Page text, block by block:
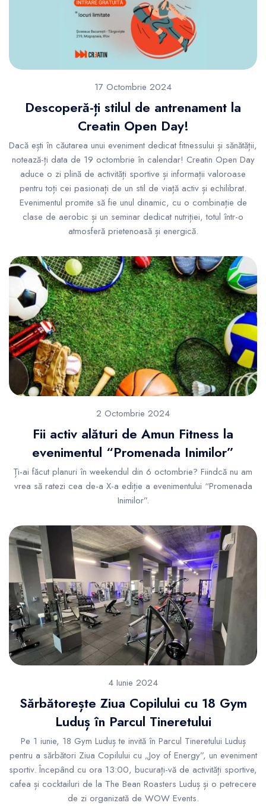
17 Octombrie 2024
Descoperă-ți stilul de antrenament la
Creatin Open Day!
Dacă ești în căutarea unui eveniment dedicat fitnessului și sănătății,
notează-ți data de 19 octombrie în calendar! Creatin Open Day
aduce o zi plină de activități sportive și informații valoroase
pentru toți cei pasionați de un stil de viață activ și echilibrat.
Evenimentul promite să fie unul dinamic, cu o combinație de
clase de aerobic și un seminar dedicat nutriției, totul într-o
atmosferă prietenoasă și energică.
2 Octombrie 2024
Fii activ alături de Amun Fitness la
evenimentul “Promenada Inimilor”
Ți-ai făcut planuri în weekendul din 6 octombrie? Fiindcă nu am
vrea să ratezi cea de-a X-a ediție a evenimentului “Promenada
Inimilor”.
4 Iunie 2024
Sărbătorește Ziua Copilului cu 18 Gym
Luduș în Parcul Tineretului
Pe 1 iunie, 18 Gym Luduș te invită în Parcul Tineretului Luduș
pentru a sărbători Ziua Copilului cu „Joy of Energy”, un eveniment
sportiv. Începând cu ora 13:00, bucurați-vă de activități sportive,
cafea și cocktailuri de la The Bean Roasters Luduș și o petrecere
de zi organizată de WOW Events.